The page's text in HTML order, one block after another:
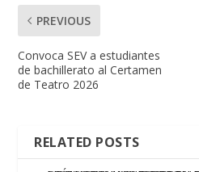
PREVIOUS
Convoca SEV a estudiantes
de bachillerato al Certamen
de Teatro 2026
RELATED POSTS